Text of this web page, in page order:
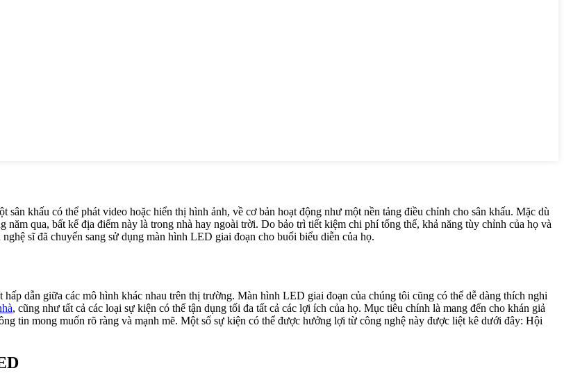
khấu có thể phát video hoặc hiển thị hình ảnh, về cơ bản hoạt động như một nền tảng điều chỉnh cho sân khấu. Mặc dù
qua, bất kể địa điểm này là trong nhà hay ngoài trời. Do bảo trì tiết kiệm chi phí tổng thể, khả năng tùy chỉnh của họ và
sĩ đã chuyển sang sử dụng màn hình LED giai đoạn cho buổi biểu diễn của họ.
dẫn giữa các mô hình khác nhau trên thị trường. Màn hình LED giai đoạn của chúng tôi cũng có thể dễ dàng thích nghi
, cũng như tất cả các loại sự kiện có thể tận dụng tối đa tất cả các lợi ích của họ. Mục tiêu chính là mang đến cho khán giả
tin mong muốn rõ ràng và mạnh mẽ. Một số sự kiện có thể được hưởng lợi từ công nghệ này được liệt kê dưới đây: Hội